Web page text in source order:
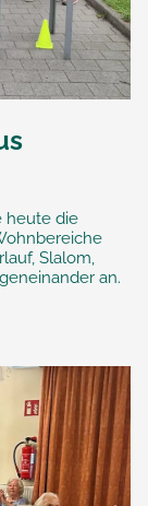
heute die
Slalom,
an.